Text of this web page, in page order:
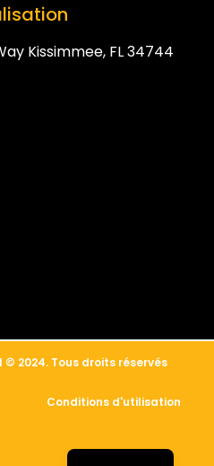
Kissimmee, FL 34744
2024. Tous droits réservés
Conditions d'utilisation
العربية